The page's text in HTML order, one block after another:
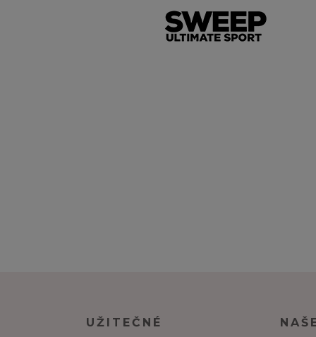
UŽITEČNÉ